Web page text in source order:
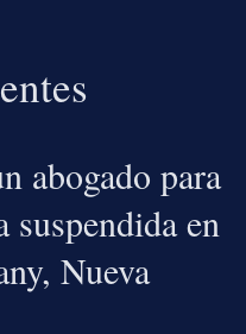
abogado para
en
Nueva